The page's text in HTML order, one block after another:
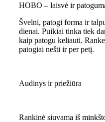
HOBO – laisvė ir
Švelni, patogi forma ir
dienai. Puikiai tinka tiek
kaip patogu keliauti.
patogiai nešti ir per petį.
Audinys ir priežiūra
Rankinė siuvama iš